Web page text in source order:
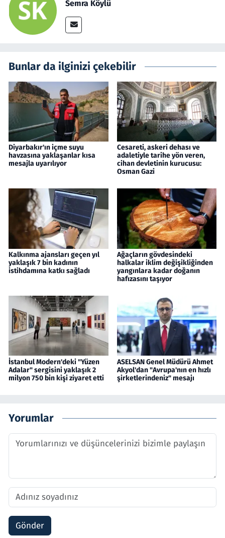
Semra Köylü
Bunlar da ilginizi çekebilir
Diyarbakır'ın içme suyu
havzasına yaklaşanlar kısa
mesajla uyarılıyor
Cesareti, askeri dehası ve
adaletiyle tarihe yön veren,
cihan devletinin kurucusu:
Osman Gazi
Kalkınma ajansları geçen yıl
yaklaşık 7 bin kadının
istihdamına katkı sağladı
Ağaçların gövdesindeki
halkalar iklim değişikliğinden
yangınlara kadar doğanın
hafızasını taşıyor
İstanbul Modern'deki "Yüzen
Adalar" sergisini yaklaşık 2
milyon 750 bin kişi ziyaret etti
ASELSAN Genel Müdürü Ahmet
Akyol'dan "Avrupa'nın en hızlı
şirketlerindeniz" mesajı
Yorumlar
Gönder